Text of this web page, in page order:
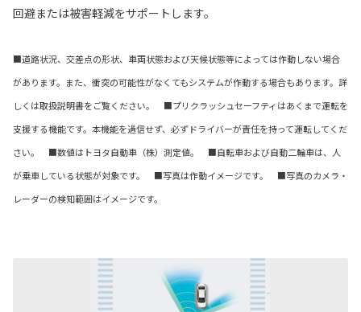
回避または被害軽減をサポートします。
■道路状況、交差点の形状、車両状態および天候状態等によっては作動しない場合
があります。また、衝突の可能性がなくてもシステムが作動する場合もあります。詳
しくは取扱説明書をご覧ください。 ■プリクラッシュセーフティはあくまで運転を
支援する機能です。本機能を過信せず、必ずドライバーが責任を持って運転してくだ
さい。 ■数値はトヨタ自動車（株）測定値。 ■自転車および自動二輪車は、人
が乗車している状態が対象です。 ■写真は作動イメージです。 ■写真のカメラ・
レーダーの検知範囲はイメージです。